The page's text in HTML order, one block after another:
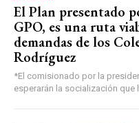
El Plan presentado
GPO, es una ruta
demandas de los
Rodríguez
*El comisionado por la
esperarán la socialización que